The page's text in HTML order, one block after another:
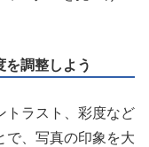
を調整しよう
トラスト、彩度など
で、写真の印象を大